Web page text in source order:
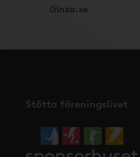
Ginza.se
Stötta föreningslivet